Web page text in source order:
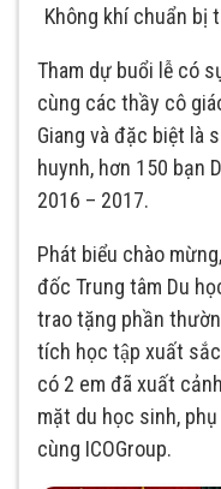
Không khí chuẩn bị
Tham dự buổi lễ có
cùng các thầy cô
Giang và đặc biệt là
huynh, hơn 150 bạn
2016 – 2017.
Phát biểu chào
đốc Trung tâm Du
trao tặng phần
tích học tập xuất
có 2 em đã xuất
mặt du học sinh,
cùng ICOGroup.